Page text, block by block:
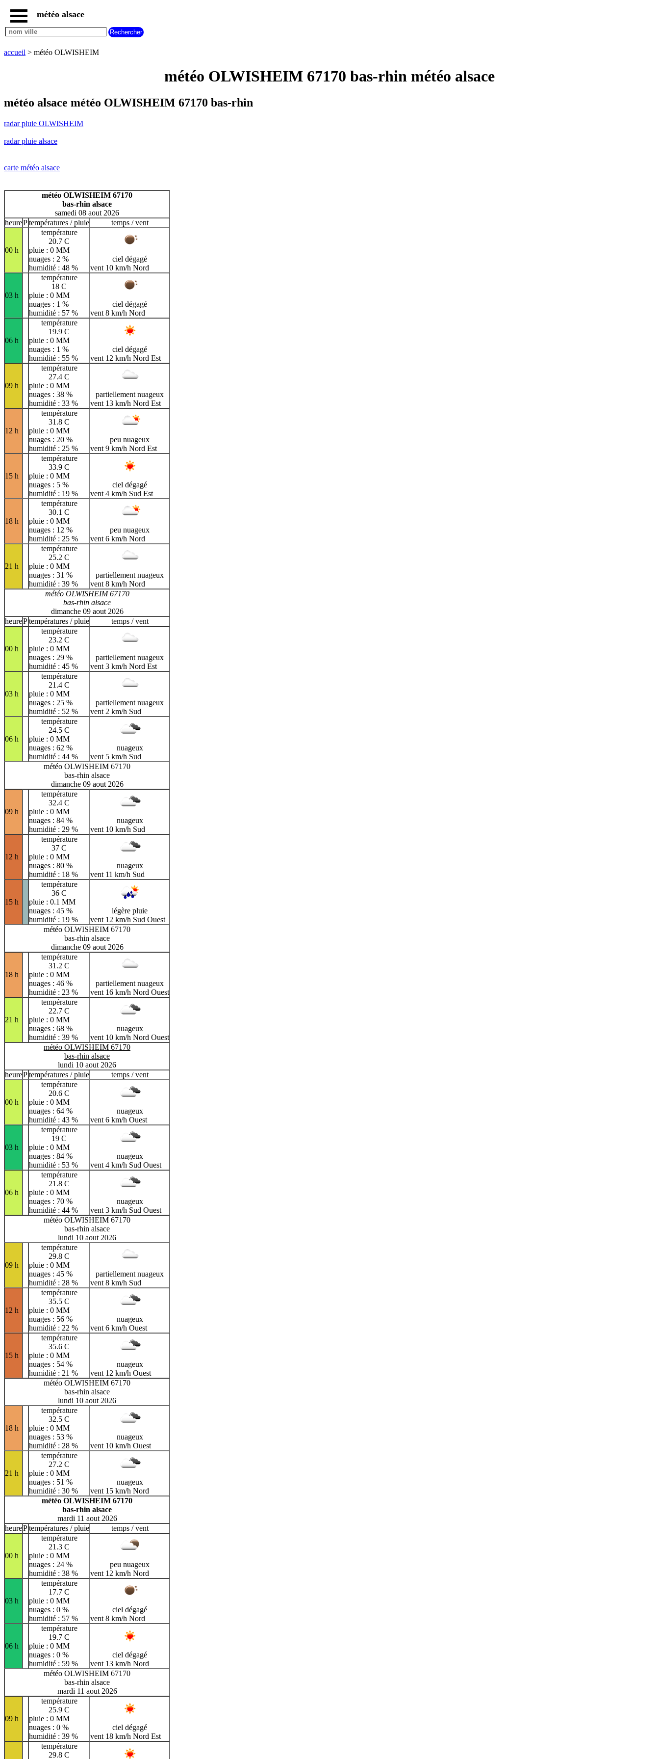
accueil
radar
OLWISHEIM
radar
pluie
carte
météo
france
villes
F
G
H
I J K L M
N
R S T
U
V
W X Y Z
météo alsace
accueil > météo OLWISHEIM
météo OLWISHEIM 67170 bas-rhin météo alsace
météo alsace météo OLWISHEIM 67170 bas-rhin
radar pluie OLWISHEIM
radar pluie alsace
carte météo alsace
météo OLWISHEIM 67170
bas-rhin alsace
samedi 08 aout 2026
heurePtempératures / pluie temps / vent
00 h
température
20.7 C
pluie : 0 MM
nuages : 2 %
humidité : 48 %
ciel dégagé
vent 10 km/h Nord
03 h
température
18 C
pluie : 0 MM
nuages : 1 %
humidité : 57 %
ciel dégagé
vent 8 km/h Nord
06 h
température
19.9 C
pluie : 0 MM
nuages : 1 %
humidité : 55 %
ciel dégagé
vent 12 km/h Nord Est
09 h
température
27.4 C
pluie : 0 MM
nuages : 38 %
humidité : 33 %
partiellement nuageux
vent 13 km/h Nord Est
12 h
température
31.8 C
pluie : 0 MM
nuages : 20 %
humidité : 25 %
peu nuageux
vent 9 km/h Nord Est
15 h
température
33.9 C
pluie : 0 MM
nuages : 5 %
humidité : 19 %
ciel dégagé
vent 4 km/h Sud Est
18 h
température
30.1 C
pluie : 0 MM
nuages : 12 %
humidité : 25 %
peu nuageux
vent 6 km/h Nord
21 h
température
25.2 C
pluie : 0 MM
nuages : 31 %
humidité : 39 %
partiellement nuageux
vent 8 km/h Nord
météo OLWISHEIM 67170
bas-rhin alsace
dimanche 09 aout 2026
heurePtempératures / pluie temps / vent
00 h
température
23.2 C
pluie : 0 MM
nuages : 29 %
humidité : 45 %
partiellement nuageux
vent 3 km/h Nord Est
03 h
température
21.4 C
pluie : 0 MM
nuages : 25 %
humidité : 52 %
partiellement nuageux
vent 2 km/h Sud
06 h
température
24.5 C
pluie : 0 MM
nuages : 62 %
humidité : 44 %
nuageux
vent 5 km/h Sud
météo OLWISHEIM 67170
bas-rhin alsace
dimanche 09 aout 2026
09 h
température
32.4 C
pluie : 0 MM
nuages : 84 %
humidité : 29 %
nuageux
vent 10 km/h Sud
12 h
température
37 C
pluie : 0 MM
nuages : 80 %
humidité : 18 %
nuageux
vent 11 km/h Sud
15 h
température
36 C
pluie : 0.1 MM
nuages : 45 %
humidité : 19 %
légère pluie
vent 12 km/h Sud Ouest
météo OLWISHEIM 67170
bas-rhin alsace
dimanche 09 aout 2026
18 h
température
31.2 C
pluie : 0 MM
nuages : 46 %
humidité : 23 %
partiellement nuageux
vent 16 km/h Nord Ouest
21 h
température
22.7 C
pluie : 0 MM
nuages : 68 %
humidité : 39 %
nuageux
vent 10 km/h Nord Ouest
météo OLWISHEIM 67170
bas-rhin alsace
lundi 10 aout 2026
heurePtempératures / pluie temps / vent
00 h
température
20.6 C
pluie : 0 MM
nuages : 64 %
humidité : 43 %
nuageux
vent 6 km/h Ouest
03 h
température
19 C
pluie : 0 MM
nuages : 84 %
humidité : 53 %
nuageux
vent 4 km/h Sud Ouest
06 h
température
21.8 C
pluie : 0 MM
nuages : 70 %
humidité : 44 %
nuageux
vent 3 km/h Sud Ouest
météo OLWISHEIM 67170
bas-rhin alsace
lundi 10 aout 2026
09 h
température
29.8 C
pluie : 0 MM
nuages : 45 %
humidité : 28 %
partiellement nuageux
vent 8 km/h Sud
12 h
température
35.5 C
pluie : 0 MM
nuages : 56 %
humidité : 22 %
nuageux
vent 6 km/h Ouest
15 h
température
35.6 C
pluie : 0 MM
nuages : 54 %
humidité : 21 %
nuageux
vent 12 km/h Ouest
météo OLWISHEIM 67170
bas-rhin alsace
lundi 10 aout 2026
18 h
température
32.5 C
pluie : 0 MM
nuages : 53 %
humidité : 28 %
nuageux
vent 10 km/h Ouest
21 h
température
27.2 C
pluie : 0 MM
nuages : 51 %
humidité : 30 %
nuageux
vent 15 km/h Nord
météo OLWISHEIM 67170
bas-rhin alsace
mardi 11 aout 2026
heurePtempératures / pluie temps / vent
00 h
température
21.3 C
pluie : 0 MM
nuages : 24 %
humidité : 38 %
peu nuageux
vent 12 km/h Nord
03 h
température
17.7 C
pluie : 0 MM
nuages : 0 %
humidité : 57 %
ciel dégagé
vent 8 km/h Nord
06 h
température
19.7 C
pluie : 0 MM
nuages : 0 %
humidité : 59 %
ciel dégagé
vent 13 km/h Nord
météo OLWISHEIM 67170
bas-rhin alsace
mardi 11 aout 2026
09 h
température
25.9 C
pluie : 0 MM
nuages : 0 %
humidité : 39 %
ciel dégagé
vent 18 km/h Nord Est
température
29.8 C